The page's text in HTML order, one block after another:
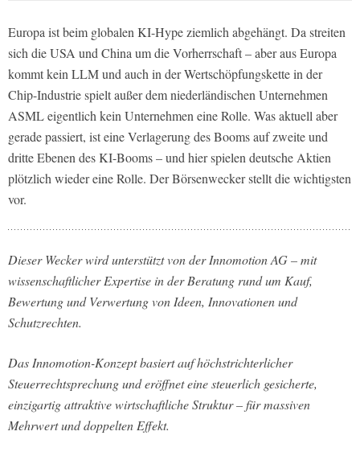
Europa ist beim globalen KI-Hype ziemlich abgehängt. Da streiten
sich die USA und China um die Vorherrschaft – aber aus Europa
kommt kein LLM und auch in der Wertschöpfungskette in der
Chip-Industrie spielt außer dem niederländischen Unternehmen
ASML eigentlich kein Unternehmen eine Rolle. Was aktuell aber
gerade passiert, ist eine Verlagerung des Booms auf zweite und
dritte Ebenen des KI-Booms – und hier spielen deutsche Aktien
plötzlich wieder eine Rolle. Der Börsenwecker stellt die wichtigsten
vor.
Dieser Wecker wird unterstützt von der Innomotion AG – mit
wissenschaftlicher Expertise in der Beratung rund um Kauf,
Bewertung und Verwertung von Ideen, Innovationen und
Schutzrechten.
Das Innomotion-Konzept basiert auf höchstrichterlicher
Steuerrechtsprechung und eröffnet eine steuerlich gesicherte,
einzigartig attraktive wirtschaftliche Struktur – für massiven
Mehrwert und doppelten Effekt.